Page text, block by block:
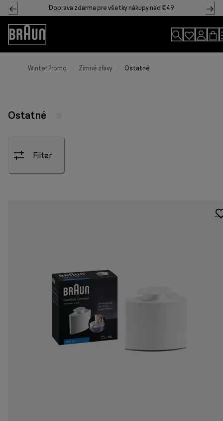
Skip
to
Content
Doprava zdarma pre všetky nákupy nad €49
Accessibility
Statement
Winter Promo Zimné zľavy Ostatné
Ostatné
Filter